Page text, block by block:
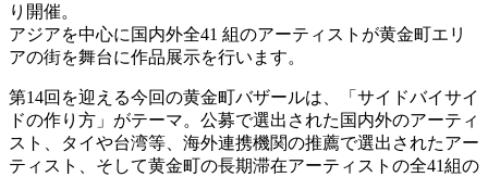
り開催。
アジアを中心に国内外全41 組のアーティストが黄金町エリ
アの街を舞台に作品展示を行います。
第14回を迎える今回の黄金町バザールは、「サイドバイサイ
ドの作り方」がテーマ。公募で選出された国内外のアーティ
スト、タイや台湾等、海外連携機関の推薦で選出されたアー
ティスト、そして黄金町の長期滞在アーティストの全41組の